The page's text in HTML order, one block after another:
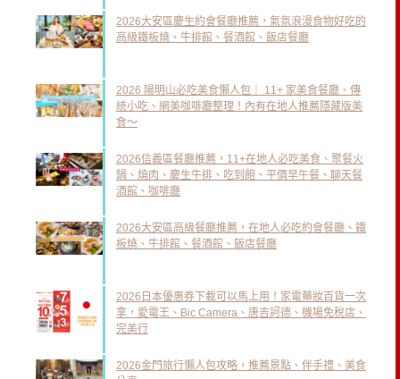
2026大安區慶生約會餐廳推薦，氣氛浪漫食物好吃的
高級鐵板燒、牛排館、餐酒館、飯店餐廳
2026 陽明山必吃美食懶人包｜ 11+ 家美食餐廳、傳
統小吃、網美咖啡廳整理！內有在地人推薦隱藏版美
食～
2026信義區餐廳推薦，11+在地人必吃美食、聚餐火
鍋、燒肉、慶生牛排、吃到飽、平價早午餐、聊天餐
酒館、咖啡廳
2026大安區高級餐廳推薦，在地人必吃約會餐廳、鐵
板燒、牛排館、餐酒館、飯店餐廳
2026日本優惠券下載可以馬上用！家電藥妝百貨一次
拿，愛電王、Bic Camera、唐吉訶德、機場免稅店、
完美行
2026金門旅行懶人包攻略，推薦景點、伴手禮、美食